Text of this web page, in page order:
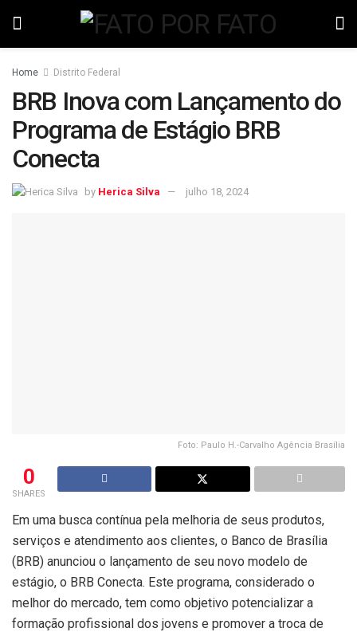
Home Distrito Federal
BRB Inova com Lançamento do
Programa de Estágio BRB
Conecta
by Herica Silva julho 18, 2024
Foto: Paulo H.-Carvalho Agência Brasília
0
SHARES
Em uma busca contínua pela melhoria de seus produtos,
serviços e atendimento aos clientes, o Banco de Brasília
(BRB) anunciou o lançamento de seu novo modelo de
estágio, o BRB Conecta. Este programa, considerado o
melhor do mercado, tem como objetivo potencializar a
formação profissional dos jovens e promover a troca de